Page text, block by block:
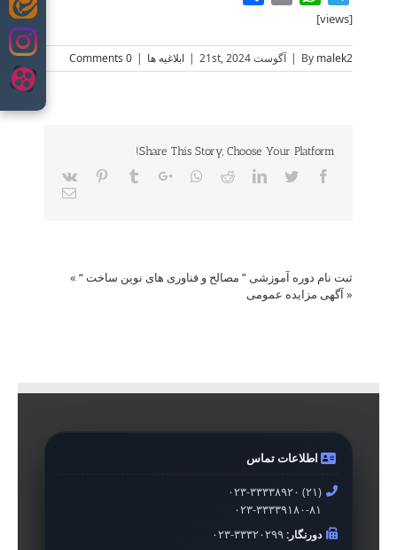
content
[views]
By malek2
| آگوست 21st, 2024 | ابلاغیه ها |
0 Comments
Share This Story, Choose Your Platform!
Facebook
Twitter
LinkedIn
Reddit
Whatsapp
Google+
Tumblr
Pinterest
Vk
Email
ثبت نام دوره آموزشی ” مصالح و فناوری های نوین ساخت “ »
«آگهی مزایده عمومی
اطلاعات تماس
۰۲۳-۳۳۳۳۸۹۲۰ (۲۱)
۰۲۳-۳۳۳۳۹۱۸۰-۸۱
دورنگار:۰۲۳-۳۳۳۲۰۲۹۹